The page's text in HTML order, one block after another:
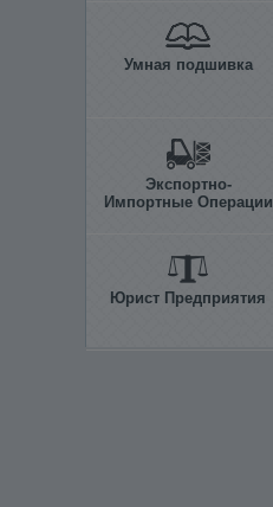
Умная подшивка
Экспортно-
Импортные Операции
Юрист Предприятия